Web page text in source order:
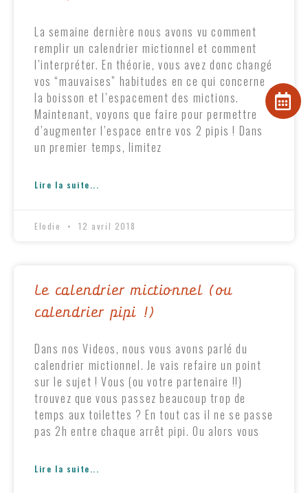
La semaine dernière nous avons vu comment
remplir un calendrier mictionnel et comment
l’interpréter. En théorie, vous avez donc changé
vos “mauvaises” habitudes en ce qui concerne
la boisson et l’espacement des mictions.
Maintenant, voyons que faire pour permettre
d’augmenter l’espace entre vos 2 pipis ! Dans
un premier temps, limitez
Lire la suite...
Elodie 12 avril 2018
Le calendrier mictionnel (ou
calendrier pipi !)
Dans nos Videos, nous vous avons parlé du
calendrier mictionnel. Je vais refaire un point
sur le sujet ! Vous (ou votre partenaire !!)
trouvez que vous passez beaucoup trop de
temps aux toilettes ? En tout cas il ne se passe
pas 2h entre chaque arrêt pipi. Ou alors vous
Lire la suite...